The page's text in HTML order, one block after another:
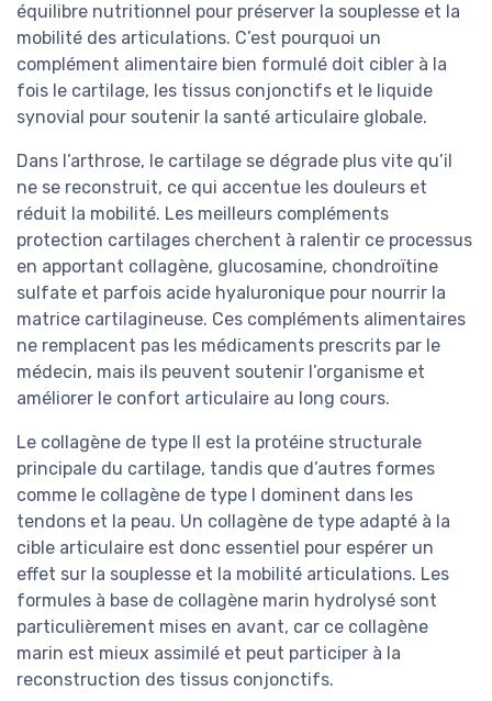
équilibre nutritionnel pour préserver la souplesse et la
mobilité des articulations. C’est pourquoi un
complément alimentaire bien formulé doit cibler à la
fois le cartilage, les tissus conjonctifs et le liquide
synovial pour soutenir la santé articulaire globale.
Dans l’arthrose, le cartilage se dégrade plus vite qu’il
ne se reconstruit, ce qui accentue les douleurs et
réduit la mobilité. Les meilleurs compléments
protection cartilages cherchent à ralentir ce processus
en apportant collagène, glucosamine, chondroïtine
sulfate et parfois acide hyaluronique pour nourrir la
matrice cartilagineuse. Ces compléments alimentaires
ne remplacent pas les médicaments prescrits par le
médecin, mais ils peuvent soutenir l’organisme et
améliorer le confort articulaire au long cours.
Le collagène de type II est la protéine structurale
principale du cartilage, tandis que d’autres formes
comme le collagène de type I dominent dans les
tendons et la peau. Un collagène de type adapté à la
cible articulaire est donc essentiel pour espérer un
effet sur la souplesse et la mobilité articulations. Les
formules à base de collagène marin hydrolysé sont
particulièrement mises en avant, car ce collagène
marin est mieux assimilé et peut participer à la
reconstruction des tissus conjonctifs.